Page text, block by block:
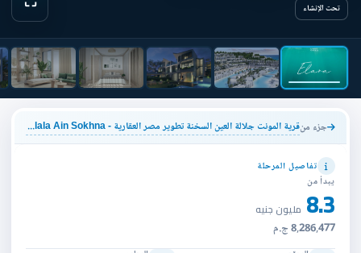
تحت الإنشاء عرض
جزء من قرية المونت جلالة العين السخنة تطوير مصر العقارية - IL Monte Galala Ain Sokhna
تفاصيل المرحلة
يبدأ من
8.3 مليون جنيه
8,286,477 ج.م